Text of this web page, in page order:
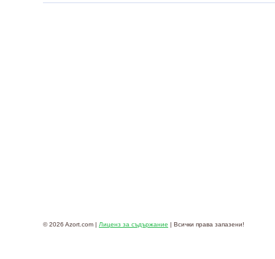
© 2026 Azort.com | Лиценз за съдържание | Всички права запазени!